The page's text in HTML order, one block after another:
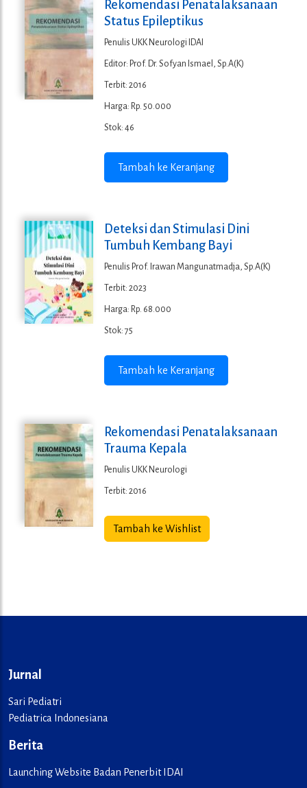
Rekomendasi Penatalaksanaan
Status Epileptikus
Penulis UKK Neurologi IDAI
Editor: Prof. Dr. Sofyan Ismael, Sp.A(K)
Terbit: 2016
Harga: Rp. 50.000
Stok: 46
Tambah ke Keranjang
Deteksi dan Stimulasi Dini
Tumbuh Kembang Bayi
Penulis Prof. Irawan Mangunatmadja, Sp.A(K)
Terbit: 2023
Harga: Rp. 68.000
Stok: 75
Tambah ke Keranjang
Rekomendasi Penatalaksanaan
Trauma Kepala
Penulis UKK Neurologi
Terbit: 2016
Tambah ke Wishlist
Jurnal
Sari Pediatri
Pediatrica Indonesiana
Berita
Launching Website Badan Penerbit IDAI